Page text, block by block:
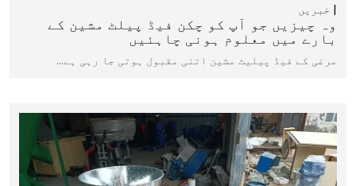
خبریں
وہ چیزیں جو آپ کو چکن فیڈ پیلٹ مشین کے
بارے میں معلوم ہونی چاہئیں
مرغی کے فیڈ پیلیٹ مشین اتنی مقبول ہوتی جا رہی ہے…